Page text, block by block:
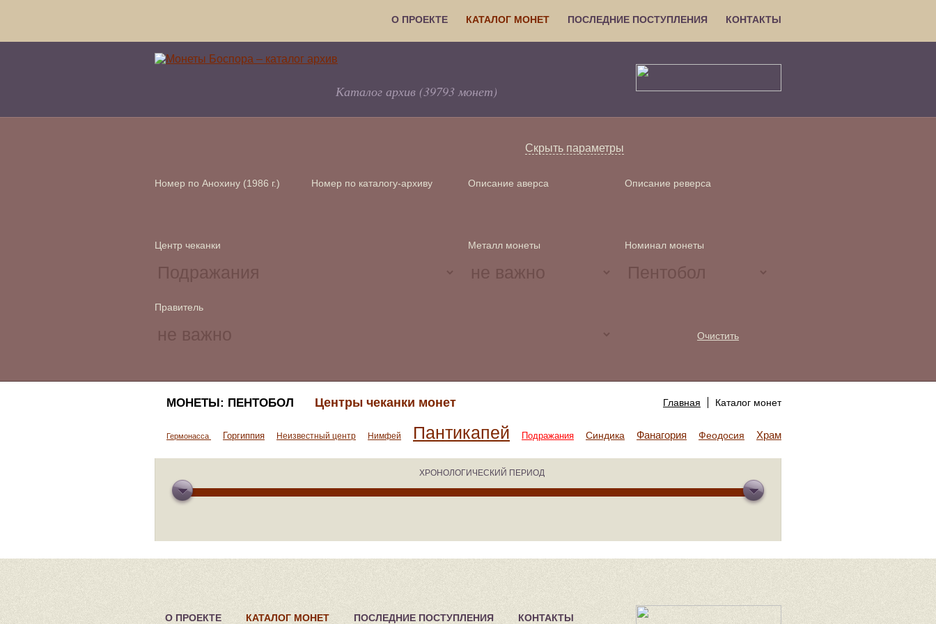
О ПРОЕКТЕ КАТАЛОГ МОНЕТ ПОСЛЕДНИЕ ПОСТУПЛЕНИЯ КОНТАКТЫ
Каталог архив (39793 монет)
Скрыть параметры
Номер по Анохину (1986 г.) Номер по каталогу-архиву Описание аверса Описание реверса
Центр чеканки Металл монеты Номинал монеты
Правитель
Очистить
Главная Каталог монет
МОНЕТЫ: ПЕНТОБОЛ Центры чеканки монет
Гермонасса Горгиппия Неизвестный центр Нимфей Пантикапей Подражания Синдика Фанагория Феодосия Храм Аполлона
ХРОНОЛОГИЧЕСКИЙ ПЕРИОД
О ПРОЕКТЕ КАТАЛОГ МОНЕТ ПОСЛЕДНИЕ ПОСТУПЛЕНИЯ КОНТАКТЫ